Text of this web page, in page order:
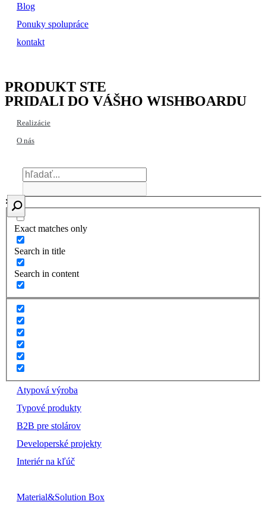
Blog
Ponuky spolupráce
kontakt
PRODUKT STE
PRIDALI DO VÁŠHO WISHBOARDU
Realizácie
O nás
Exact matches only
Search in title
Search in content
Atypová výroba
Typové produkty
B2B pre stolárov
Developerské projekty
Interiér na kľúč
Material&Solution Box